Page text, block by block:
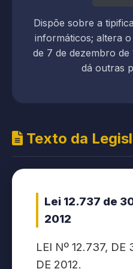
Dispõe sobre a
informáticos; altera
de 7 de dezembro
dá outras
Texto da
Lei 12.737 de
2012
LEI Nº 12.737, DE
DE 2012.